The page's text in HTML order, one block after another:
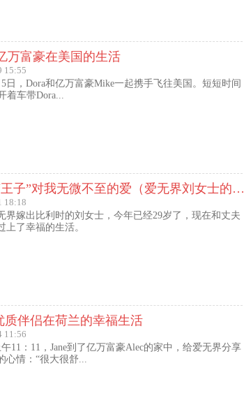
万富豪在美国的生活
15:55
5日，Dora和亿万富豪Mike一起携手飞往美国。短短时间
着车带Dora...
比利时“王子”对我无微不至的爱（爱无界刘女士的海外生活）
18:18
界嫁出比利时的刘女士，今年已经29岁了，现在和丈夫
上了幸福的生活。
质伴侣在荷兰的幸福生活
11:56
11：11，Jane到了亿万富豪Alec的家中，给爱无界分享
心情：“很大很舒...